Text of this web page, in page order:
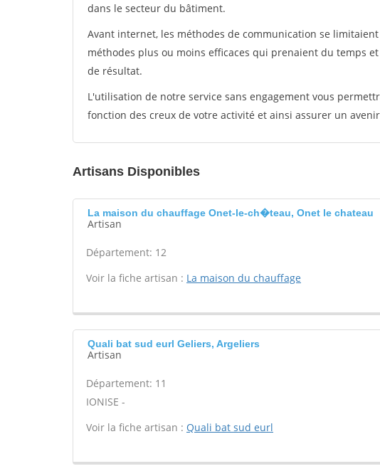
dans le secteur du bâtiment.
Avant internet, les méthodes de communication se
méthodes plus ou moins efficaces qui prenaient du temps
de résultat.
L'utilisation de notre service sans engagement vous
fonction des creux de votre activité et ainsi assurer un
Artisans Disponibles
La maison du chauffage Onet-le-ch�teau, Onet le chateau
Artisan
Département: 12
Voir la fiche artisan : La maison du chauffage
Quali bat sud eurl Geliers, Argeliers
Artisan
Département: 11
IONISE -
Voir la fiche artisan : Quali bat sud eurl